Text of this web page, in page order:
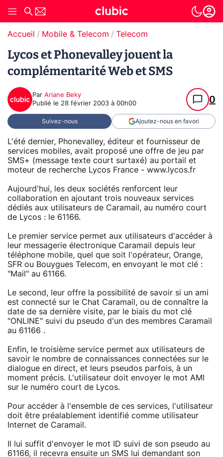
Accueil Mobile & Telecom Telecom
Lycos et Phonevalley jouent la
complémentarité Web et SMS
Par Ariane Beky
Publié le 28 février 2003 à 00h00 0
Suivez-nous Ajoutez-nous en favori
L'été dernier, Phonevalley, éditeur et fournisseur de
services mobiles, avait proposé une offre de jeu par
SMS+ (message texte court surtaxé) au portail et
moteur de recherche Lycos France - www.lycos.fr
Aujourd'hui, les deux sociétés renforcent leur
collaboration en ajoutant trois nouveaux services
dédiés aux utilisateurs de Caramail, au numéro court
de Lycos : le 61166.
Le premier service permet aux utilisateurs d'accéder à
leur messagerie électronique Caramail depuis leur
téléphone mobile, quel que soit l'opérateur, Orange,
SFR ou Bouygues Telecom, en envoyant le mot clé :
"Mail" au 61166.
Le second, leur offre la possibilité de savoir si un ami
est connecté sur le Chat Caramail, ou de connaître la
date de sa dernière visite, par le biais du mot clé
"ONLINE" suivi du pseudo d'un des membres Caramail
au 61166 .
Enfin, le troisième service permet aux utilisateurs de
savoir le nombre de connaissances connectées sur le
dialogue en direct, et leurs pseudos parfois, à un
moment précis. L'utilisateur doit envoyer le mot AMI
sur le numéro court de Lycos.
Pour accéder à l'ensemble de ces services, l'utilisateur
doit être préalablement identifié comme utilisateur
Internet de Caramail.
Il lui suffit d'envoyer le mot ID suivi de son pseudo au
61166, il recevra ensuite un SMS lui demandant son